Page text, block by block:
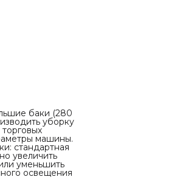
баки (280
уборку
машины.
стандартная
увеличить
уменьшить
освещения